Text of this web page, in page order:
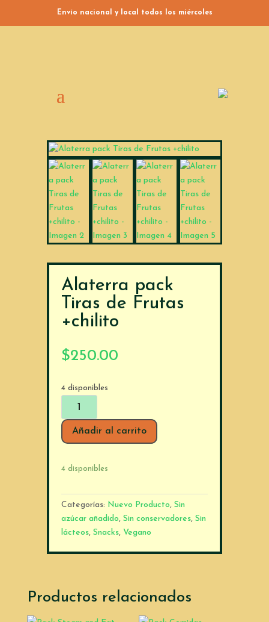
Envío nacional y local todos los miércoles
Alaterra pack
Tiras de Frutas
+chilito
$250.00
4 disponibles
Alaterra
Tiras
de
+chilito
Añadir al carrito
4 disponibles
Categorías: Nuevo Producto,Sin
azúcar añadido,Sin conservadores,Sin
lácteos,Snacks,Vegano
Productos relacionados